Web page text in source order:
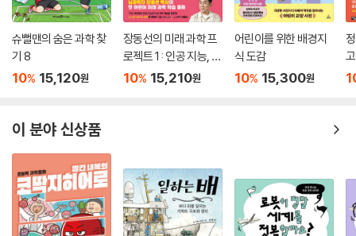
슈뻘맨의 숨은 과학 찾
기 8
10% 15,120원
장동선의 미래 과학 프
로젝트 1 : 인공 지능, 새
로운 세상을 열다
10% 15,210원
어린이를 위한 배경지
식 도감
10% 15,300원
이 분야 신상품